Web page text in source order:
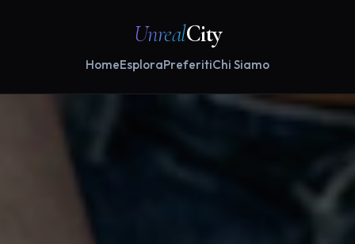
UnrealCity
HomeEsploraPreferitiChi Siamo